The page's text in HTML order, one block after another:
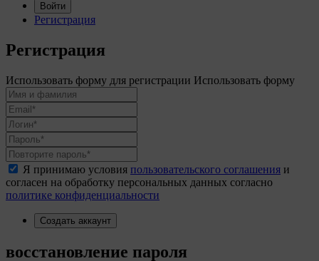
Войти
Регистрация
Регистрация
Использовать форму для регистрации Использовать форму
Я принимаю условия пользовательского соглашения и
согласен на обработку персональных данных согласно
политике конфиденциальности
Создать аккаунт
восстановление пароля